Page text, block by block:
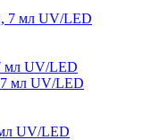
мл UV/LED
UV/LED